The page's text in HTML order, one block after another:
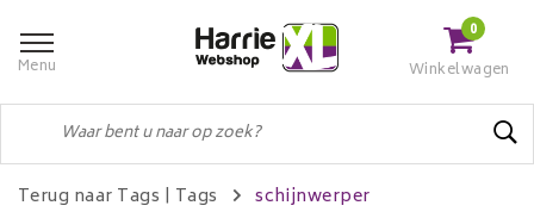
Menu
0
Winkelwagen
Terug naar Tags | Tags schijnwerper